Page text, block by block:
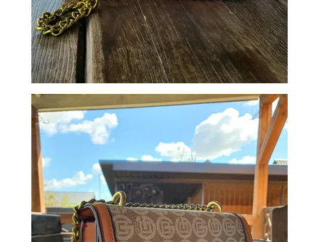
АКЦИИ
СКИДКИ
ДОСТАВКА
ОПЛАТА
ГАРАНТИЯ.
ВОЗВРАТ
ОБМЕН
КОНТАКТЫ